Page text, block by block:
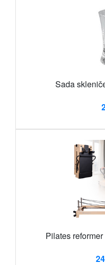
Sada
Pilates